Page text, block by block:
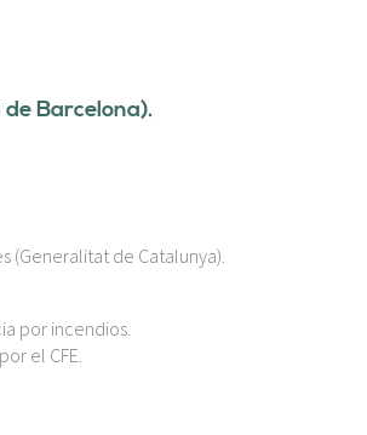
Barcelona).
(Generalitat de Catalunya).
por incendios.
el CFE.